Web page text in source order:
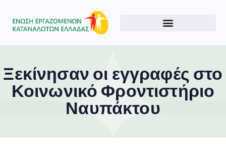
Ξεκίνησαν οι εγγραφές στο
Κοινωνικό Φροντιστήριο
Ναυπάκτου